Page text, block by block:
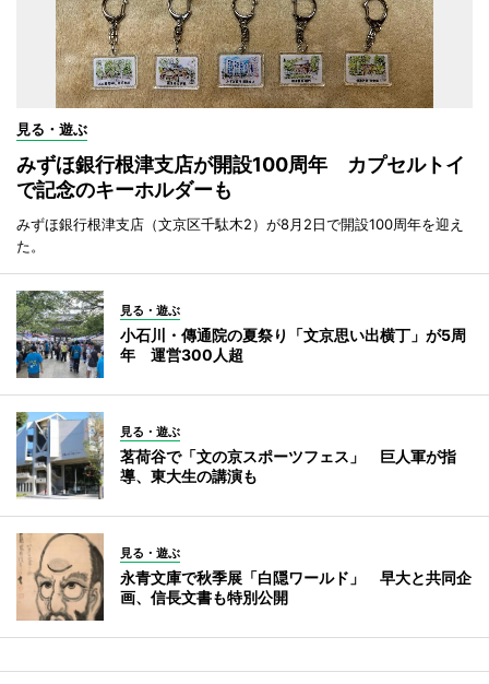
見る・遊ぶ
みずほ銀行根津支店が開設100周年 カプセルトイ
で記念のキーホルダーも
みずほ銀行根津支店（文京区千駄木2）が8月2日で開設100周年を迎え
た。
見る・遊ぶ
小石川・傳通院の夏祭り「文京思い出横丁」が5周
年 運営300人超
見る・遊ぶ
茗荷谷で「文の京スポーツフェス」 巨人軍が指
導、東大生の講演も
見る・遊ぶ
永青文庫で秋季展「白隠ワールド」 早大と共同企
画、信長文書も特別公開